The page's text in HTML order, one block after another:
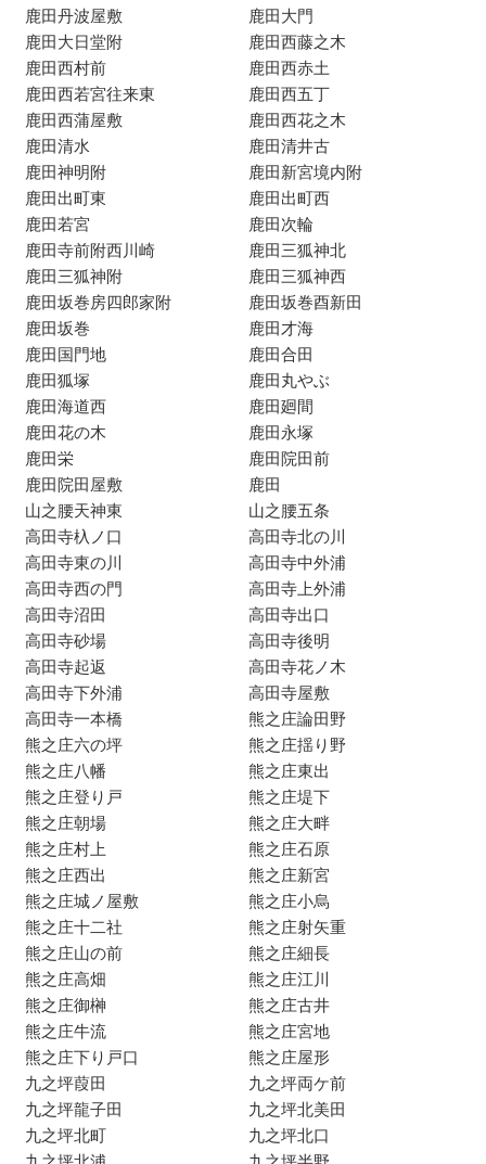
鹿田丹波屋敷
鹿田大門
鹿田大日堂附
鹿田西藤之木
鹿田西村前
鹿田西赤土
鹿田西若宮往来東
鹿田西五丁
鹿田西蒲屋敷
鹿田西花之木
鹿田清水
鹿田清井古
鹿田神明附
鹿田新宮境内附
鹿田出町東
鹿田出町西
鹿田若宮
鹿田次輪
鹿田寺前附西川崎
鹿田三狐神北
鹿田三狐神附
鹿田三狐神西
鹿田坂巻房四郎家附
鹿田坂巻酉新田
鹿田坂巻
鹿田才海
鹿田国門地
鹿田合田
鹿田狐塚
鹿田丸やぶ
鹿田海道西
鹿田廻間
鹿田花の木
鹿田永塚
鹿田栄
鹿田院田前
鹿田院田屋敷
鹿田
山之腰天神東
山之腰五条
高田寺杁ノ口
高田寺北の川
高田寺東の川
高田寺中外浦
高田寺西の門
高田寺上外浦
高田寺沼田
高田寺出口
高田寺砂場
高田寺後明
高田寺起返
高田寺花ノ木
高田寺下外浦
高田寺屋敷
高田寺一本橋
熊之庄論田野
熊之庄六の坪
熊之庄揺り野
熊之庄八幡
熊之庄東出
熊之庄登り戸
熊之庄堤下
熊之庄朝場
熊之庄大畔
熊之庄村上
熊之庄石原
熊之庄西出
熊之庄新宮
熊之庄城ノ屋敷
熊之庄小烏
熊之庄十二社
熊之庄射矢重
熊之庄山の前
熊之庄細長
熊之庄高畑
熊之庄江川
熊之庄御榊
熊之庄古井
熊之庄牛流
熊之庄宮地
熊之庄下り戸口
熊之庄屋形
九之坪葭田
九之坪両ケ前
九之坪龍子田
九之坪北美田
九之坪北町
九之坪北口